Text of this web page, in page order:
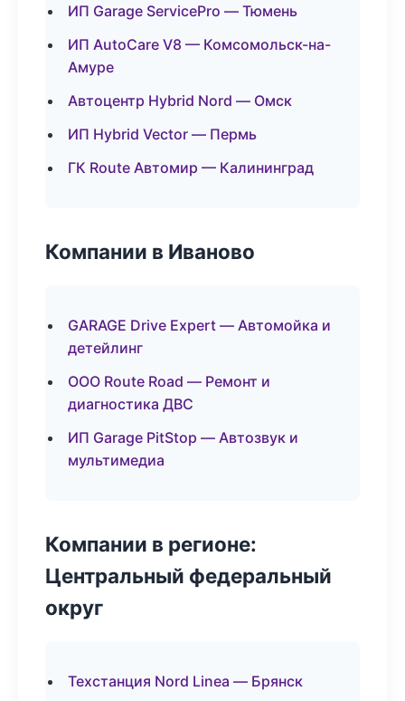
ИП Garage ServicePro — Тюмень
ИП AutoCare V8 — Комсомольск-на-
Амуре
Автоцентр Hybrid Nord — Омск
ИП Hybrid Vector — Пермь
ГК Route Автомир — Калининград
Компании в Иваново
GARAGE Drive Expert — Автомойка и
детейлинг
ООО Route Road — Ремонт и
диагностика ДВС
ИП Garage PitStop — Автозвук и
мультимедиа
Компании в регионе:
Центральный федеральный
округ
Техстанция Nord Linea — Брянск